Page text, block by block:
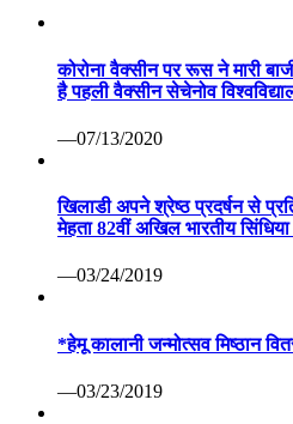
कोरोना वैक्सीन पर रूस ने मारी
है पहली वैक्सीन सेचेनोव
—07/13/2020
खिलाडी अपने श्रेष्ठ प्रदर्षन से
मेहता 82वीं अखिल भारतीय सिंधिया
—03/24/2019
*हेमू कालानी जन्मोत्सव मिष्ठान
—03/23/2019